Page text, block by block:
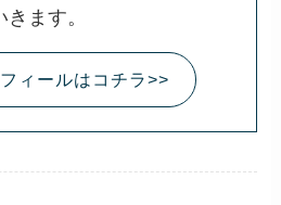
きます。
ィールはコチラ>>